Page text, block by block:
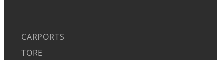
CARPORTS
TORE